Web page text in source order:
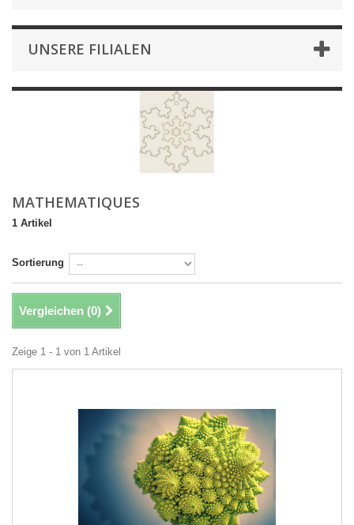
UNSERE FILIALEN
MATHEMATIQUES
1 Artikel
Sortierung
Vergleichen (0)
Zeige 1 - 1 von 1 Artikel